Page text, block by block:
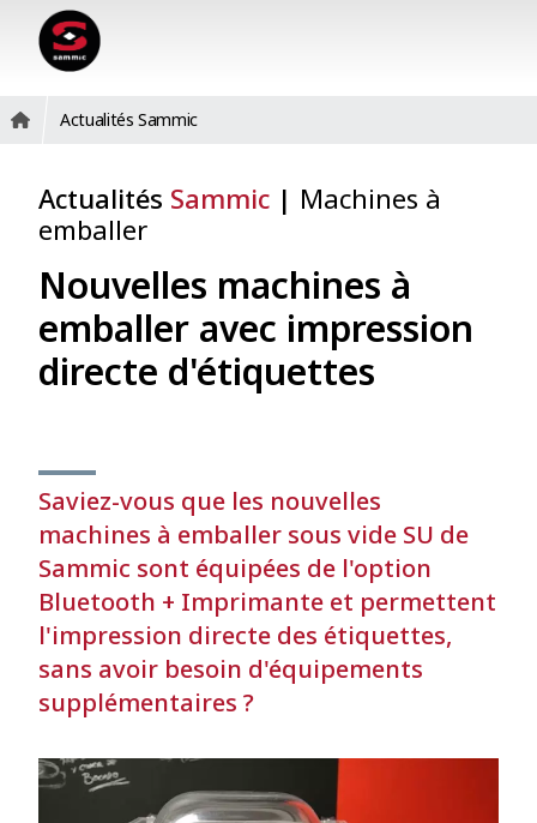
Actualités Sammic
Actualités Sammic | Machines à
emballer
Nouvelles machines à
emballer avec impression
directe d'étiquettes
Saviez-vous que les nouvelles
machines à emballer sous vide SU de
Sammic sont équipées de l'option
Bluetooth + Imprimante et permettent
l'impression directe des étiquettes,
sans avoir besoin d'équipements
supplémentaires ?